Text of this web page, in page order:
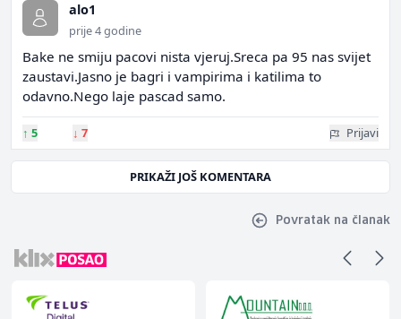
alo1
prije 4 godine
Bake ne smiju pacovi nista vjeruj.Sreca pa 95 nas svijet
zaustavi.Jasno je bagri i vampirima i katilima to
odavno.Nego laje pascad samo.
↑ 5 ↓ 7 Prijavi
PRIKAŽI JOŠ KOMENTARA
Povratak na članak